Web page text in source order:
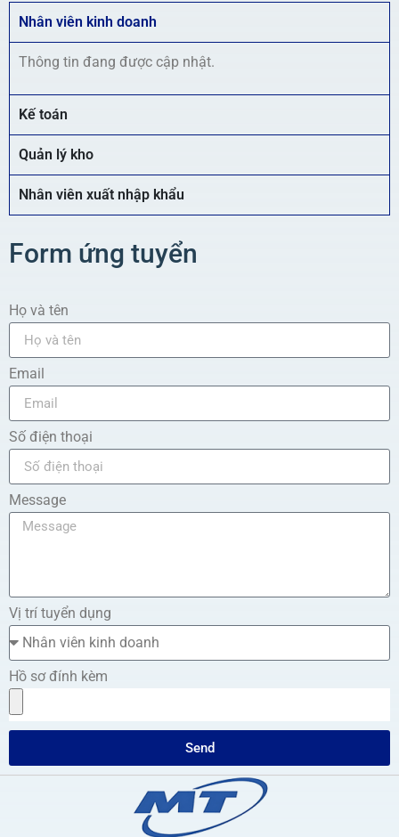
Nhân viên kinh doanh
Thông tin đang được cập nhật.
Kế toán
Quản lý kho
Nhân viên xuất nhập khẩu
Form ứng tuyển
Họ và tên
Email
Số điện thoại
Message
Vị trí tuyển dụng
Hồ sơ đính kèm
Send